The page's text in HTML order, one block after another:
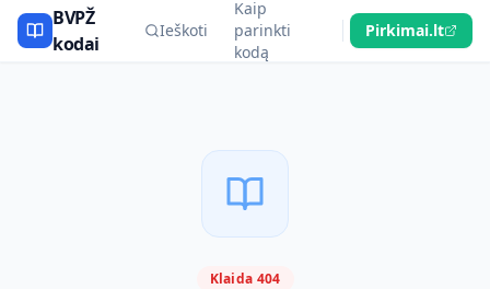
BVPŽ
kodai
Ieškoti
Kaip
parinkti
kodą
Pirkimai.lt
Klaida 404